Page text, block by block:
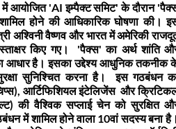
में आयोजित 'AI इम्पैक्ट समिट' के दौरान
होने की आधिकारिक घोषणा की।
अश्विनी वैष्णव और भारत में अमेरिकी
किए गए। 'पैक्स' का अर्थ शांति
आधार है। इसका उद्देश्य आधुनिक तकनीक
सुनिश्चित करना है। इस गठबंधन
आर्टिफिशियल इंटेलिजेंस और
की वैश्विक सप्लाई चेन को सुरक्षित
में शामिल होने वाला 10वां सदस्य बना